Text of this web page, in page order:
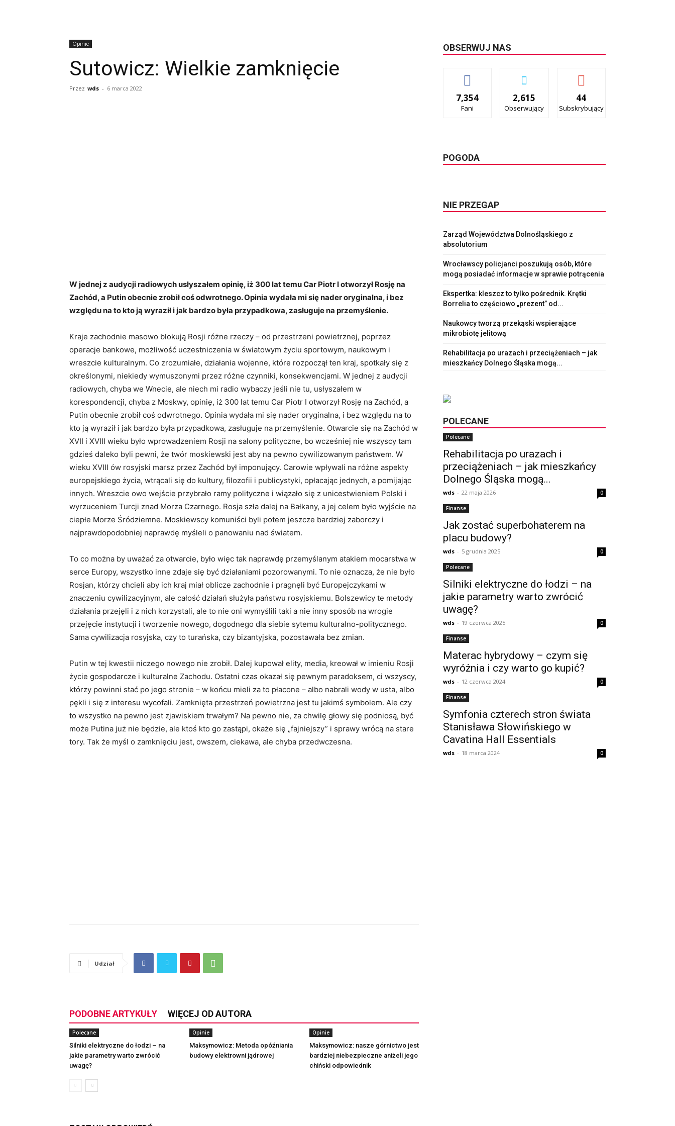
Opinie
Sutowicz: Wielkie zamknięcie
Przez wds - 6 marca 2022
W jednej z audycji radiowych usłyszałem opinię, iż 300 lat temu Car Piotr I otworzył Rosję na
Zachód, a Putin obecnie zrobił coś odwrotnego. Opinia wydała mi się nader oryginalna, i bez
względu na to kto ją wyraził i jak bardzo była przypadkowa, zasługuje na przemyślenie.
Kraje zachodnie masowo blokują Rosji różne rzeczy – od przestrzeni powietrznej, poprzez
operacje bankowe, możliwość uczestniczenia w światowym życiu sportowym, naukowym i
wreszcie kulturalnym. Co zrozumiałe, działania wojenne, które rozpoczął ten kraj, spotkały się z
określonymi, niekiedy wymuszonymi przez różne czynniki, konsekwencjami. W jednej z audycji
radiowych, chyba we Wnecie, ale niech mi radio wybaczy jeśli nie tu, usłyszałem w
korespondencji, chyba z Moskwy, opinię, iż 300 lat temu Car Piotr I otworzył Rosję na Zachód, a
Putin obecnie zrobił coś odwrotnego. Opinia wydała mi się nader oryginalna, i bez względu na to
kto ją wyraził i jak bardzo była przypadkowa, zasługuje na przemyślenie. Otwarcie się na Zachód w
XVII i XVIII wieku było wprowadzeniem Rosji na salony polityczne, bo wcześniej nie wszyscy tam
gdzieś daleko byli pewni, że twór moskiewski jest aby na pewno cywilizowanym państwem. W
wieku XVIII ów rosyjski marsz przez Zachód był imponujący. Carowie wpływali na różne aspekty
europejskiego życia, wtrącali się do kultury, filozofii i publicystyki, opłacając jednych, a pomijając
innych. Wreszcie owo wejście przybrało ramy polityczne i wiązało się z unicestwieniem Polski i
wyrzuceniem Turcji znad Morza Czarnego. Rosja szła dalej na Bałkany, a jej celem było wyjście na
ciepłe Morze Śródziemne. Moskiewscy komuniści byli potem jeszcze bardziej zaborczy i
najprawdopodobniej naprawdę myśleli o panowaniu nad światem.
To co można by uważać za otwarcie, było więc tak naprawdę przemyślanym atakiem mocarstwa w
serce Europy, wszystko inne zdaje się być działaniami pozorowanymi. To nie oznacza, że nie było
Rosjan, którzy chcieli aby ich kraj miał oblicze zachodnie i pragnęli być Europejczykami w
znaczeniu cywilizacyjnym, ale całość działań służyła państwu rosyjskiemu. Bolszewicy te metody
działania przejęli i z nich korzystali, ale to nie oni wymyślili taki a nie inny sposób na wrogie
przejęcie instytucji i tworzenie nowego, dogodnego dla siebie sytemu kulturalno-politycznego.
Sama cywilizacja rosyjska, czy to turańska, czy bizantyjska, pozostawała bez zmian.
Putin w tej kwestii niczego nowego nie zrobił. Dalej kupował elity, media, kreował w imieniu Rosji
życie gospodarcze i kulturalne Zachodu. Ostatni czas okazał się pewnym paradoksem, ci wszyscy,
którzy powinni stać po jego stronie – w końcu mieli za to płacone – albo nabrali wody w usta, albo
pękli i się z interesu wycofali. Zamknięta przestrzeń powietrzna jest tu jakimś symbolem. Ale czy
to wszystko na pewno jest zjawiskiem trwałym? Na pewno nie, za chwilę głowy się podniosą, być
może Putina już nie będzie, ale ktoś kto go zastąpi, okaże się „fajniejszy” i sprawy wrócą na stare
tory. Tak że myśl o zamknięciu jest, owszem, ciekawa, ale chyba przedwczesna.
Udział
PODOBNE ARTYKUŁY WIĘCEJ OD AUTORA
Polecane
Silniki elektryczne do łodzi – na
jakie parametry warto zwrócić
uwagę?
Opinie
Maksymowicz: Metoda opóźniania
budowy elektrowni jądrowej
Opinie
Maksymowicz: nasze górnictwo jest
bardziej niebezpieczne aniżeli jego
chiński odpowiednik
OBSERWUJ NAS
7,354
Fani
2,615
Obserwujący
44
Subskrybujący
POGODA
NIE PRZEGAP
Zarząd Województwa Dolnośląskiego z
absolutorium
Wrocławscy policjanci poszukują osób, które
mogą posiadać informacje w sprawie potrącenia
Ekspertka: kleszcz to tylko pośrednik. Krętki
Borrelia to częściowo „prezent” od...
Naukowcy tworzą przekąski wspierające
mikrobiotę jelitową
Rehabilitacja po urazach i przeciążeniach – jak
mieszkańcy Dolnego Śląska mogą...
POLECANE
Polecane
Rehabilitacja po urazach i
przeciążeniach – jak mieszkańcy
Dolnego Śląska mogą...
wds - 22 maja 2026 0
Finanse
Jak zostać superbohaterem na
placu budowy?
wds - 5 grudnia 2025 0
Polecane
Silniki elektryczne do łodzi – na
jakie parametry warto zwrócić
uwagę?
wds - 19 czerwca 2025 0
Finanse
Materac hybrydowy – czym się
wyróżnia i czy warto go kupić?
wds - 12 czerwca 2024 0
Finanse
Symfonia czterech stron świata
Stanisława Słowińskiego w
Cavatina Hall Essentials
wds - 18 marca 2024 0